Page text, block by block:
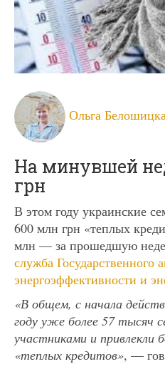
Ольга
На минувшей
грн
В этом году украинские
600 млн грн «теплых
млн — за прошедшую
служба Государственного
энергоэффективности и
«В общем, с начала
году уже более 57 тысяч
участниками и привлекли
«теплых кредитов», —